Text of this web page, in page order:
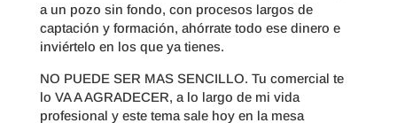
a un pozo sin fondo, con procesos largos de
captación y formación, ahórrate todo ese dinero e
inviértelo en los que ya tienes.
NO PUEDE SER MAS SENCILLO. Tu comercial te
lo VA A AGRADECER, a lo largo de mi vida
profesional y este tema sale hoy en la mesa